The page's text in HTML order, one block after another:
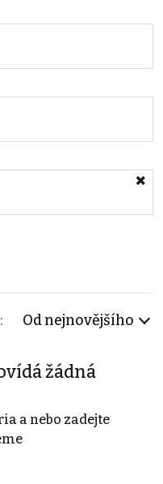
Od nejnovějšího
žádná
a nebo zadejte